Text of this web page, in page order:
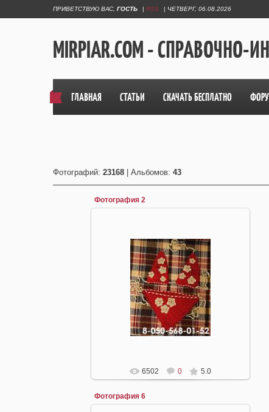
ПРИВЕТСТВУЮ ВАС ГОСТЬ | RSS | ЧЕТВЕРГ, 06.08.2026
MIRPIAR.COM -
ГЛАВНАЯ СТАТЬИ СКАЧАТЬ БЕСПЛАТНО
Фотографий: 23168 | Альбомов: 43
Фотография 2
05.05.2008
mirpiar
6502 0 5.0
Фотография 6